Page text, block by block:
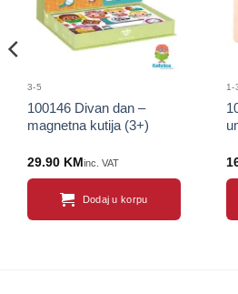
3-5
100146 Divan dan –
magnetna kutija (3+)
29.90 KM inc. VAT
Dodaj u korpu
1-